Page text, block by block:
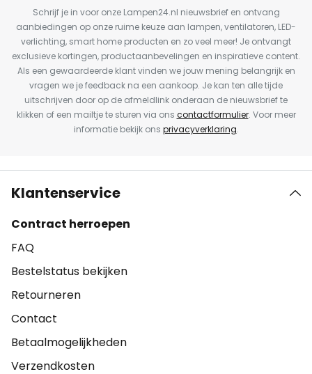
Schrijf je in voor onze Lampen24.nl nieuwsbrief en ontvang
aanbiedingen op onze ruime keuze aan lampen, ventilatoren, LED-
verlichting, smart home producten en zo veel meer! Je ontvangt
exclusieve kortingen, productaanbevelingen en inspiratieve content.
Als een gewaardeerde klant vinden we jouw mening belangrijk en
vragen we je feedback na een aankoop. Je kan ten alle tijde
uitschrijven door op de afmeldlink onderaan de nieuwsbrief te
klikken of een mailtje te sturen via ons contactformulier. Voor meer
informatie bekijk ons privacyverklaring.
Klantenservice
Contract herroepen
FAQ
Bestelstatus bekijken
Retourneren
Contact
Betaalmogelijkheden
Verzendkosten